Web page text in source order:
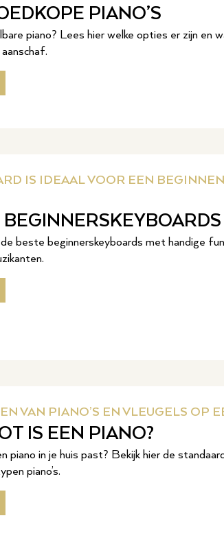
PIANO’S
piano? Lees hier welke opties er zijn en
IS IDEAAL VOOR EEN
BEGINNERSKEYBOARDS
beste beginnerskeyboards met handige
VAN PIANO’S EN VLEUGELS OP
IS EEN PIANO?
piano in je huis past? Bekijk hier de
piano’s.